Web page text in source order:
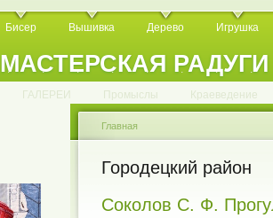
МАСТЕРСКАЯ РАДУГИ
Бисер Вышивка Дерево Игрушка
. . . . . . . .
ГАЛЕРЕИ Промыслы Краеведение
Главная
Городецкий район
Соколов С. Ф.